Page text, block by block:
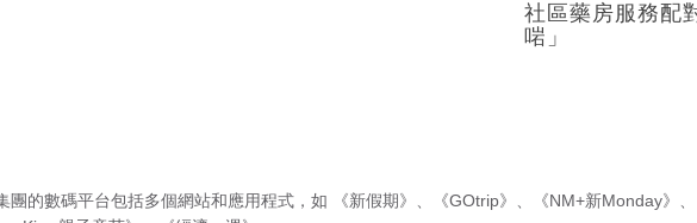
社區藥房服務配
啱」
團的數碼平台包括多個網站和應用程式，如 《新假期》 、 《GOtrip》 、 《NM+新Monday》 、